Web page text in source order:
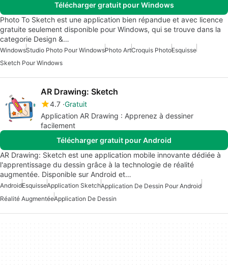
Télécharger gratuit pour Windows
Photo To Sketch est une application bien répandue et avec licence
gratuite seulement disponible pour Windows, qui se trouve dans la
categorie Design &…
WindowsStudio Photo Pour WindowsPhoto ArtCroquis PhotoEsquisse
Sketch Pour Windows
AR Drawing: Sketch
4.7 Gratuit
Application AR Drawing : Apprenez à dessiner
facilement
Télécharger gratuit pour Android
AR Drawing: Sketch est une application mobile innovante dédiée à
l'apprentissage du dessin grâce à la technologie de réalité
augmentée. Disponible sur Android et…
AndroidEsquisseApplication SketchApplication De Dessin Pour Android
Réalité AugmentéeApplication De Dessin